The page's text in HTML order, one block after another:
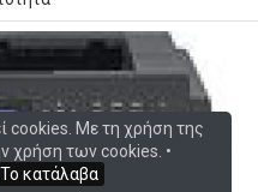
cookies. Με τη χρήση της
χρήση των cookies. •
Το κατάλαβα